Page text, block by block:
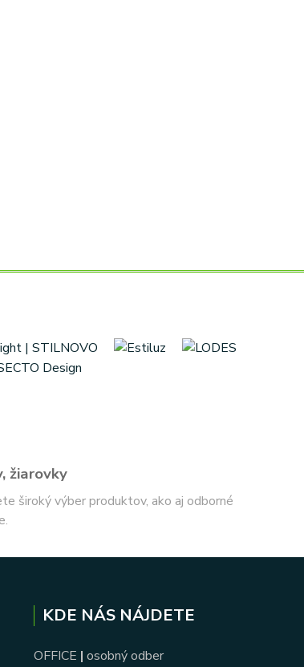
žiarovky
široký výber produktov, ako aj odborné
KDE NÁS NÁJDETE
OFFICE | osobný odber